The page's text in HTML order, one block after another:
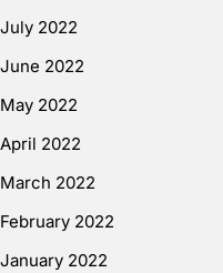
July 2022
June 2022
May 2022
April 2022
March 2022
February 2022
January 2022